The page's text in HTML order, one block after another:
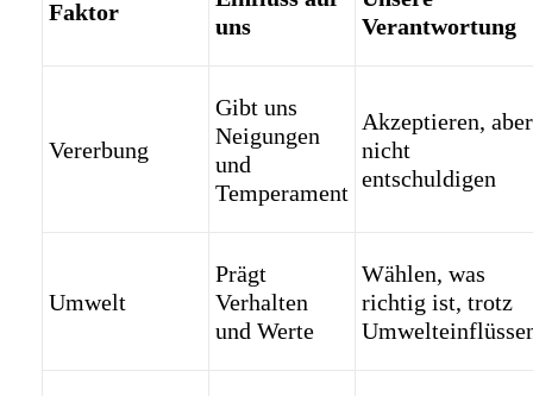
Faktor
uns
Verantwortung
Vererbung
Gibt uns
Neigungen
und
Temperament
Akzeptieren, aber
nicht
entschuldigen
Umwelt
Prägt
Verhalten
und Werte
Wählen, was
richtig ist, trotz